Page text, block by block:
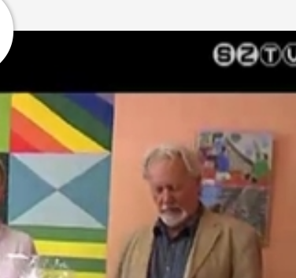
amelyekkel bővíthetik látásmódjukat és
a mai eredményhirdetésen jutalmazták.